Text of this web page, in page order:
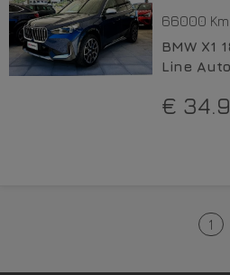
66000 Km
BMW X1
Line
€
1